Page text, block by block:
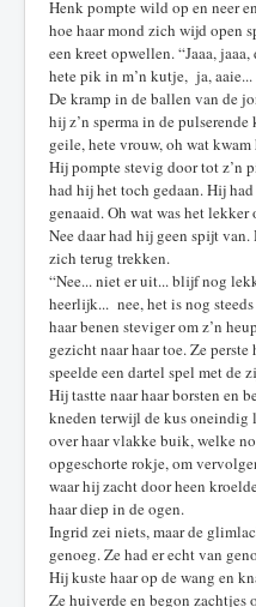
Henk pompte wild op en neer
hoe haar mond zich wijd open
een kreet opwellen. “Jaaa,
hete pik in m’n kutje, ja,
De kramp in de ballen van de
hij z’n sperma in de
geile, hete vrouw, oh wat
Hij pompte stevig door tot z’n
had hij het toch gedaan. Hij
genaaid. Oh wat was het
Nee daar had hij geen spijt
zich terug trekken.
“Nee... niet er uit... blijf nog
heerlijk... nee, het is nog
haar benen steviger om z’n
gezicht naar haar toe. Ze
speelde een dartel spel met de
Hij tastte naar haar borsten en
kneden terwijl de kus oneindig
over haar vlakke buik, welke
opgeschorte rokje, om
waar hij zacht door heen
haar diep in de ogen.
Ingrid zei niets, maar de
genoeg. Ze had er echt van
Hij kuste haar op de wang en
Ze huiverde en begon zachtjes